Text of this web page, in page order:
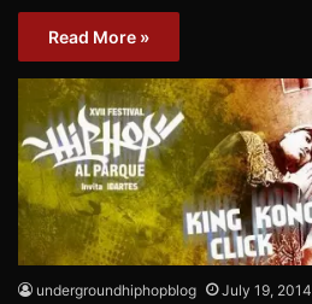
Read More »
undergroundhiphopblog July 19, 2014